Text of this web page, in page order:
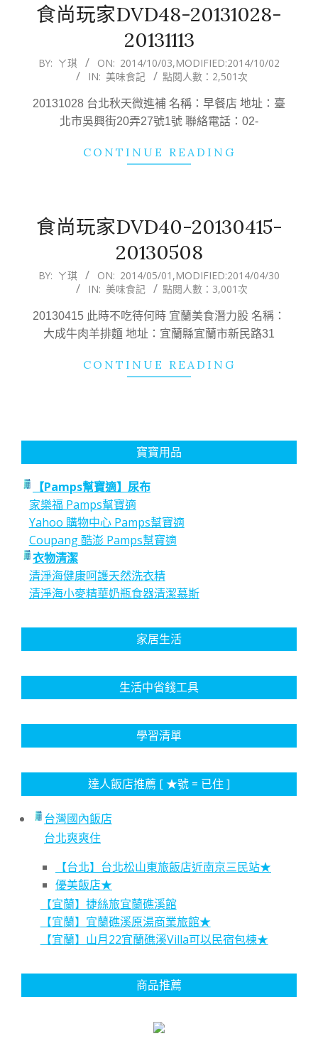
食尚玩家DVD48-20131028-
20131113
2014-
03
BY: ㄚ琪 ON: 2014/10/03,MODIFIED:2014/10/02
IN: 美味食記 點閱人數：2,501次
20131028 台北秋天微進補 名稱：早餐店 地址：臺
北市吳興街20弄27號1號 聯絡電話：02-
CONTINUE READING
食尚玩家DVD40-20130415-
20130508
2014-
01
BY: ㄚ琪 ON: 2014/05/01 ,MODIFIED:2014/04/30
IN: 美味食記 點閱人數：3,001次
20130415 此時不吃待何時 宜蘭美食潛力股 名稱：
大成牛肉羊排麵 地址：宜蘭縣宜蘭市新民路31
CONTINUE READING
寶寶用品
【Pamps幫寶適】尿布
家樂福 Pamps幫寶適
Yahoo 購物中心 Pamps幫寶適
Coupang 酷澎 Pamps幫寶適
衣物清潔
清淨海健康呵護天然洗衣精
清淨海小麥精華奶瓶食器清潔慕斯
家居生活
生活中省錢工具
學習清單
達人飯店推薦 [ ★號 = 已住 ]
台灣國內飯店
台北爽爽住
【台北】台北松山東旅飯店近南京三民站★
優美飯店★
【宜蘭】捷絲旅宜蘭礁溪館
【宜蘭】宜蘭礁溪原湯商業旅館★
【宜蘭】山月22宜蘭礁溪Villa可以民宿包棟★
商品推薦